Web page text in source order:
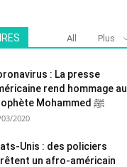
All Plus
: La presse
rend hommage au
Prophète Mohammed ﷺ
2020
Unis : des policiers
un afro-américain